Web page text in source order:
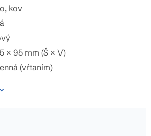
kov
× 95 mm (Š × V)
(vŕtaním)